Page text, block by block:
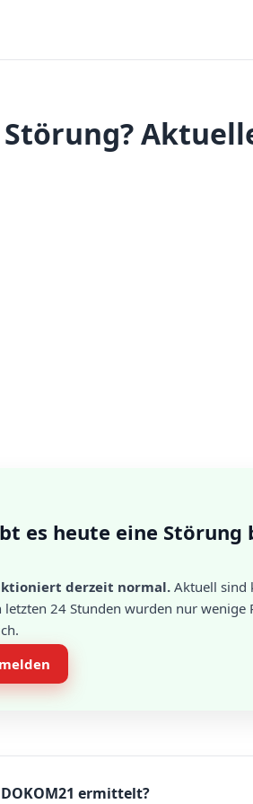
Störung?
es heute eine Störung
derzeit normal.Aktuell sind
letzten 24 Stunden wurden nur
ermittelt?